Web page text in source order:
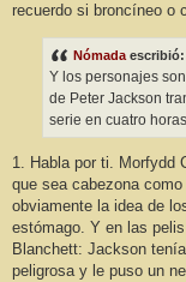
recuerdo si broncíneo o
Nómada escribió:
Y los personajes
de Peter Jackson
serie en cuatro horas
1. Habla por ti. Morfydd
que sea cabezona
obviamente la idea de
estómago. Y en las
Blanchett: Jackson
peligrosa y le puso un